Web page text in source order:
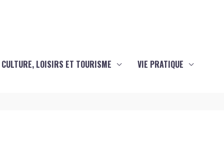
CULTURE, LOISIRS ET TOURISME VIE PRATIQUE